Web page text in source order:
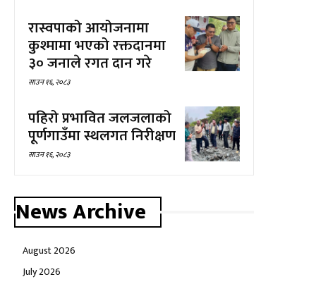
रास्वपाको आयोजनामा
कुश्मामा भएको रक्तदानमा
३० जनाले रगत दान गरे
साउन १६, २०८३
पहिरो प्रभावित जलजलाको
पूर्णगाउँमा स्थलगत निरीक्षण
साउन १६, २०८३
News Archive
August 2026
July 2026